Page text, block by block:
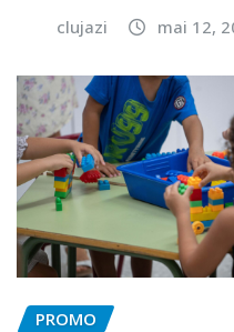
clujazi mai 12,
PROMO